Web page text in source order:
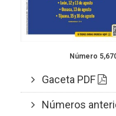
Número
Gaceta PDF
Números